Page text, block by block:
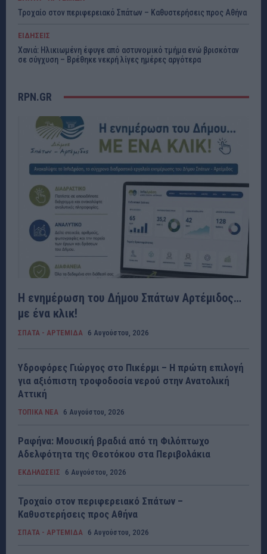
Τροχαίο στον περιφερειακό Σπάτων – Καθυστερήσεις προς Αθήνα
ΕΙΔΗΣΕΙΣ
Χανιά: Ηλικιωμένη έφυγε από αστυνομικό τμήμα ενώ βρισκόταν
σε σύγχυση – Βρέθηκε νεκρή λίγες ημέρες αργότερα
RPN.GR
Η ενημέρωση του Δήμου Σπάτων Αρτέμιδος…
με ένα κλικ!
ΣΠΑΤΑ - ΑΡΤΕΜΙΔΑ 6 Αυγούστου, 2026
Υδροφόρες Γιώργος στο Πικέρμι – Η πρώτη επιλογή
για αξιόπιστη τροφοδοσία νερού στην Ανατολική
Αττική
ΤΟΠΙΚΑ ΝΕΑ 6 Αυγούστου, 2026
Ραφήνα: Μουσική βραδιά από τη Φιλόπτωχο
Αδελφότητα της Θεοτόκου στα Περιβολάκια
ΕΚΔΗΛΩΣΕΙΣ 6 Αυγούστου, 2026
Τροχαίο στον περιφερειακό Σπάτων –
Καθυστερήσεις προς Αθήνα
ΣΠΑΤΑ - ΑΡΤΕΜΙΔΑ 6 Αυγούστου, 2026